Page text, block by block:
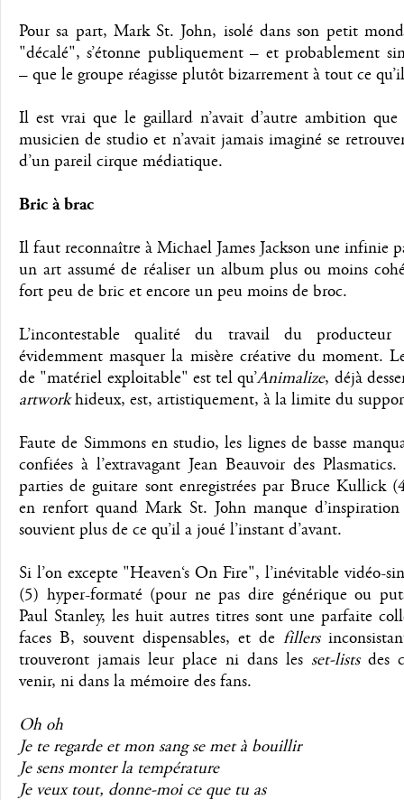
Pour sa part, Mark St. John, isolé dans son petit
"décalé", s’étonne publiquement – et probablement
– que le groupe réagisse plutôt bizarrement à tout ce
Il est vrai que le gaillard n’avait d’autre ambition que
musicien de studio et n’avait jamais imaginé se
d’un pareil cirque médiatique.
Bric à brac
Il faut reconnaître à Michael James Jackson une infinie
un art assumé de réaliser un album plus ou moins
fort peu de bric et encore un peu moins de broc.
L’incontestable qualité du travail du
évidemment masquer la misère créative du moment.
de "matériel exploitable" est tel qu’Animalize, déjà
artworkhideux, est, artistiquement, à la limite du
Faute de Simmons en studio, les lignes de basse
confiées à l’extravagant Jean Beauvoir des Plasmatics.
parties de guitare sont enregistrées par Bruce Kullick
en renfort quand Mark St. John manque
souvient plus de ce qu’il a joué l’instant d’avant.
Si l’on excepte "Heaven‘s On Fire", l’inévitable vidéo-
(5) hyper-formaté (pour ne pas dire générique ou
Paul Stanley, les huit autres titres sont une parfaite
faces B, souvent dispensables, et defillers
trouveront jamais leur place ni dans les set-listsdes
venir, ni dans la mémoire des fans.
Oh oh
Je te regarde et mon sang se met à bouillir
Je sens monter la température
Je veux tout, donne-moi ce que tu as